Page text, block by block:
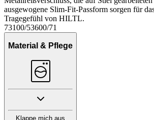
ausgewogene Slim-Fit-Passform sorgen für
Tragegefühl von HILTL.
73100/53600/71
Material & Pflege
Klappe mich aus